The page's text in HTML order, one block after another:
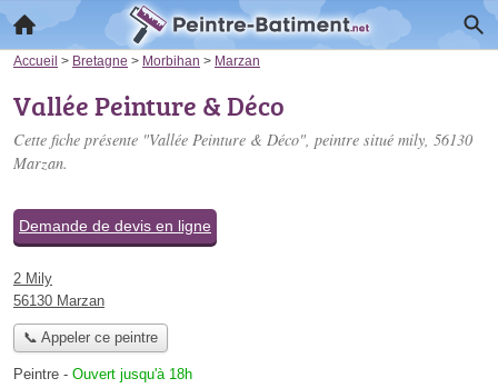
Accueil > Bretagne > Morbihan > Marzan
Vallée Peinture & Déco
Cette fiche présente "Vallée Peinture & Déco", peintre situé mily, 56130
Marzan.
Demande de devis en ligne
2 Mily
56130 Marzan
📞 Appeler ce peintre
Peintre - Ouvert jusqu'à 18h